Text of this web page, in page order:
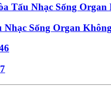
Nhạc Sống Organ